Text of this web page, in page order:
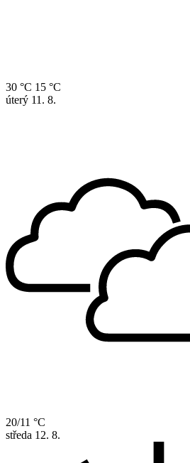
30 °C 15 °C
úterý 11. 8.
20/11 °C
středa 12. 8.